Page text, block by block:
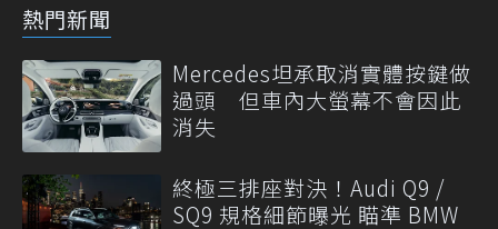
熱門新聞
Mercedes坦承取消實體按鍵做
過頭 但車內大螢幕不會因此
消失
終極三排座對決！Audi Q9 /
SQ9 規格細節曝光 瞄準 BMW